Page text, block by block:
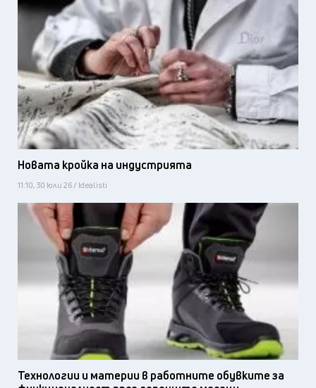
Новата кройка на индустрията
11:10, 30 юли 26 / Idealisti
Технологии и материи в работните обувките за